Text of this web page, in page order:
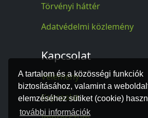
A tartalom és a közösségi funkciók
biztosításához, valamint a
elemzéséhez sütiket (cookie)
további információk
Törvényi háttér
Adatvédelmi közlemény
Kapcsolat
Vélemény
Kapcsolat